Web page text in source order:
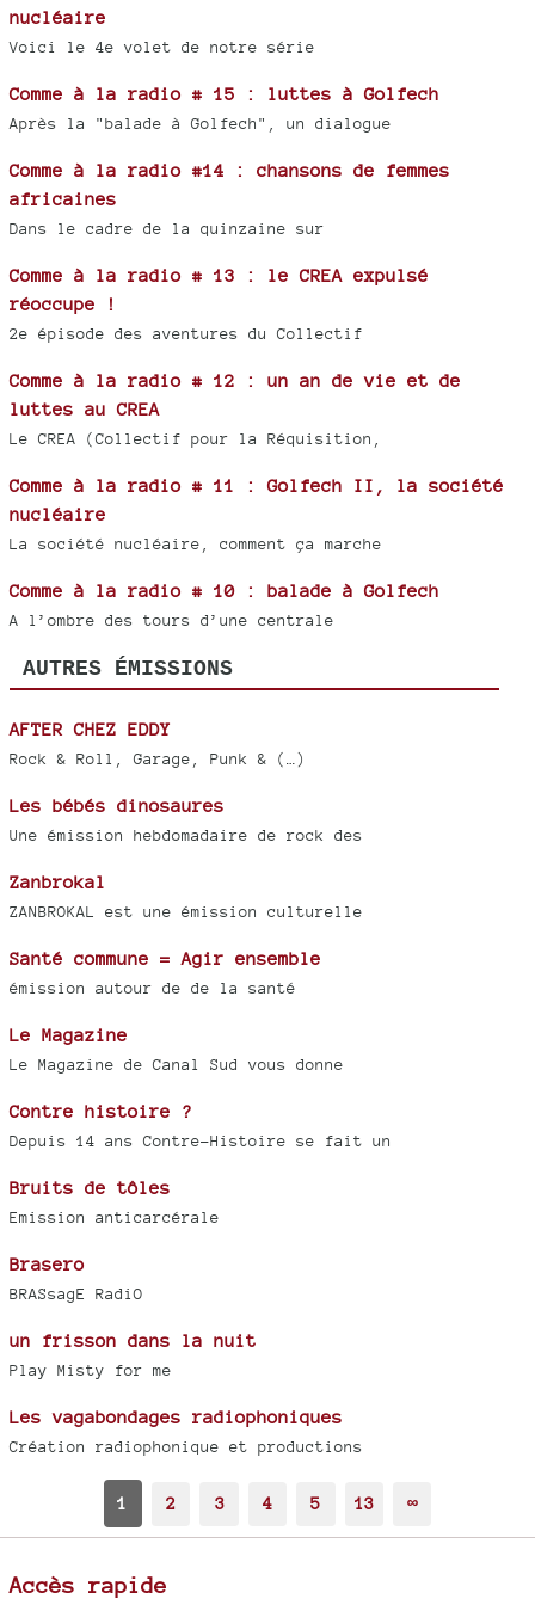
nucléaire
Voici le 4e volet de notre série
Comme à la radio # 15 : luttes à Golfech
Après la "balade à Golfech", un dialogue
Comme à la radio #14 : chansons de femmes
africaines
Dans le cadre de la quinzaine sur
Comme à la radio # 13 : le CREA expulsé
réoccupe !
2e épisode des aventures du Collectif
Comme à la radio # 12 : un an de vie et de
luttes au CREA
Le CREA (Collectif pour la Réquisition,
Comme à la radio # 11 : Golfech II, la société
nucléaire
La société nucléaire, comment ça marche
Comme à la radio # 10 : balade à Golfech
A l’ombre des tours d’une centrale
AUTRES ÉMISSIONS
AFTER CHEZ EDDY
Rock & Roll, Garage, Punk & (…)
Les bébés dinosaures
Une émission hebdomadaire de rock des
Zanbrokal
ZANBROKAL est une émission culturelle
Santé commune = Agir ensemble
émission autour de de la santé
Le Magazine
Le Magazine de Canal Sud vous donne
Contre histoire ?
Depuis 14 ans Contre-Histoire se fait un
Bruits de tôles
Emission anticarcérale
Brasero
BRASsagE RadiO
un frisson dans la nuit
Play Misty for me
Les vagabondages radiophoniques
Création radiophonique et productions
1 2 3 4 5 13 ∞
Accès rapide